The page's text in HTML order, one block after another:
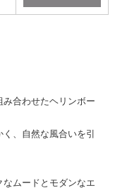
合わせたヘリンボー
、自然な風合いを引
ムードとモダンなエ